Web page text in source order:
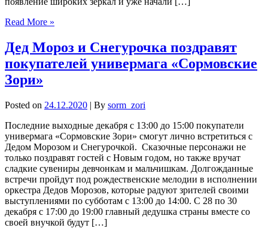
Read More »
Дед Мороз и Снегурочка поздравят
покупателей универмага «Сормовские
Зори»
Posted on 24.12.2020 | By sorm_zori
Последние выходные декабря с 13:00 до 15:00 покупатели
универмага «Сормовские Зори» смогут лично встретиться с
Дедом Морозом и Снегурочкой. Сказочные персонажи не
только поздравят гостей с Новым годом, но также вручат
сладкие сувениры девчонкам и мальчишкам. Долгожданные
встречи пройдут под рождественские мелодии в исполнении
оркестра Дедов Морозов, которые радуют зрителей своими
выступлениями по субботам с 13:00 до 14:00. С 28 по 30
декабря с 17:00 до 19:00 главный дедушка страны вместе со
своей внучкой будут […]